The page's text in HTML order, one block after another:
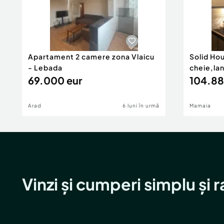
Confort:
Tip imobil:Bloc de apartamente
Număr Băi:1
Comision cumpărător:0%
Apartament 2 camere zona Vlaicu
- Lebada
69.000 eur
Arad 6 luni în urmă
Solid
Mamaia
Vinzi și cumperi simplu și